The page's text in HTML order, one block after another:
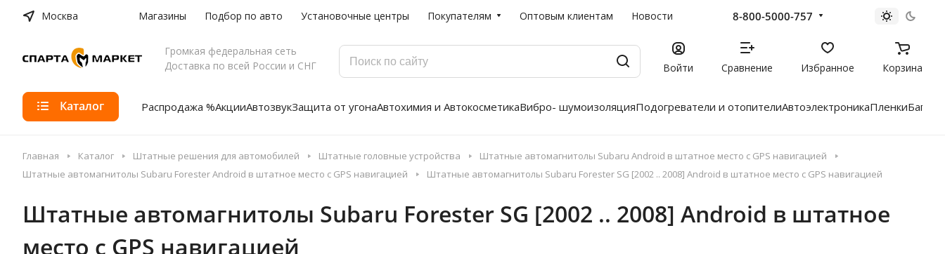
Москва Магазины Подбор по авто Установочные центры Покупателям Оптовым клиентам Новости 8-800-5000-757
Громкая федеральная сеть
Доставка по всей России и СНГ
Войти Сравнение Избранное Корзина
Каталог Распродажа %АкцииАвтозвукЗащита от угонаАвтохимия и АвтокосметикаВибро- шумоизоляцияПодогреватели и отопителиАвтоэлектроникаПленки
Главная Каталог Штатные решения для автомобилей Штатные головные устройства
Штатные автомагнитолы Subaru Android в штатное место с GPS навигацией
Штатные автомагнитолы Subaru Forester Android в штатное место с GPS навигацией
Штатные автомагнитолы Subaru Forester SG [2002 .. 2008] Android в штатное место с GPS навигацией
Штатные автомагнитолы Subaru Forester SG [2002 .. 2008] Android в штатное
место с GPS навигацией